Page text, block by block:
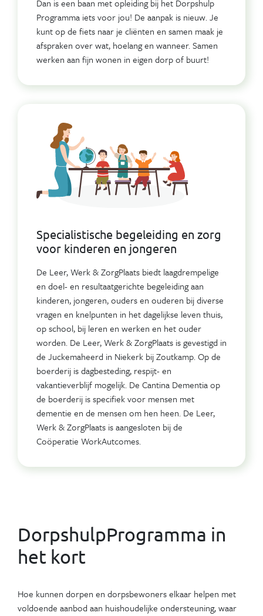
Dan is een baan met opleiding bij het Dorpshulp
Programma iets voor jou! De aanpak is nieuw. Je
kunt op de fiets naar je cliënten en samen maak je
afspraken over wat, hoelang en wanneer. Samen
werken aan fijn wonen in eigen dorp of buurt!
Specialistische begeleiding en zorg
voor kinderen en jongeren
De Leer, Werk & ZorgPlaats biedt laagdrempelige
en doel- en resultaatgerichte begeleiding aan
kinderen, jongeren, ouders en ouderen bij diverse
vragen en knelpunten in het dagelijkse leven thuis,
op school, bij leren en werken en het ouder
worden. De Leer, Werk & ZorgPlaats is gevestigd in
de Juckemaheerd in Niekerk bij Zoutkamp. Op de
boerderij is dagbesteding, respijt- en
vakantieverblijf mogelijk. De Cantina Dementia op
de boerderij is specifiek voor mensen met
dementie en de mensen om hen heen. De Leer,
Werk & ZorgPlaats is aangesloten bij de
Coöperatie WorkAutcomes.
DorpshulpProgramma in
het kort
Hoe kunnen dorpen en dorpsbewoners elkaar helpen met
voldoende aanbod aan huishoudelijke ondersteuning, waar